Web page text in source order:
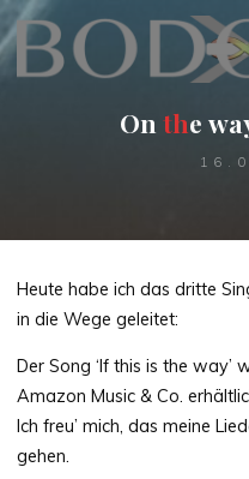
Zum
Inhalt
springen
On the wa
Heute habe ich das dritte
in die Wege geleitet:
Der Song ‘If this is the
Amazon Music & Co.
Ich freu’ mich, das meine
gehen.